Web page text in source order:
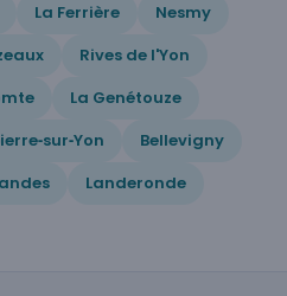
La Ferrière
Nesmy
Rives de l'Yon
La Genétouze
Bellevigny
Landeronde